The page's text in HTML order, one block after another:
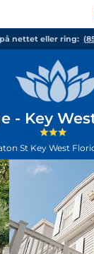
nettet eller ring:
- Key
St Key West